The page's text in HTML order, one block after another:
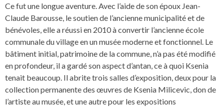
Ce fut une longue aventure. Avec l’aide de son époux Jean-
Claude Barousse, le soutien de l’ancienne municipalité et de
bénévoles, elle a réussi en 2010 à convertir l’ancienne école
communale du village en un musée moderne et fonctionnel. Le
bâtiment initial, patrimoine de la commune, n’a pas été modifié
en profondeur, il a gardé son aspect d’antan, ce à quoi Ksenia
tenait beaucoup. Il abrite trois salles d’exposition, deux pour la
collection permanente des œuvres de Ksenia Milicevic, don de
l’artiste au musée, et une autre pour les expositions